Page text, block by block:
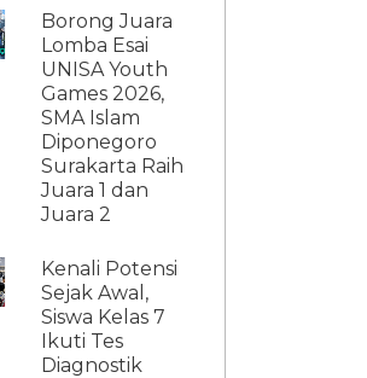
Borong Juara
Lomba Esai
UNISA Youth
Games 2026,
SMA Islam
Diponegoro
Surakarta Raih
Juara 1 dan
Juara 2
Kenali Potensi
Sejak Awal,
Siswa Kelas 7
Ikuti Tes
Diagnostik